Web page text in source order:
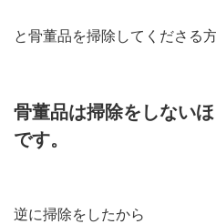
と骨董品を掃除してくださる
骨董品は掃除をしない
です。
逆に掃除をしたから